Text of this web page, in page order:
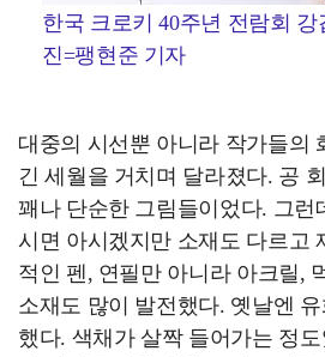
한국 크로키 40주년 전람회
진=팽현준 기자
대중의 시선뿐 아니라 작가들의
긴 세월을 거치며 달라졌다. 공
꽤나 단순한 그림들이었다. 그런
시면 아시겠지만 소재도 다르고
적인 펜, 연필만 아니라 아크릴,
소재도 많이 발전했다. 옛날엔
했다. 색채가 살짝 들어가는 정도